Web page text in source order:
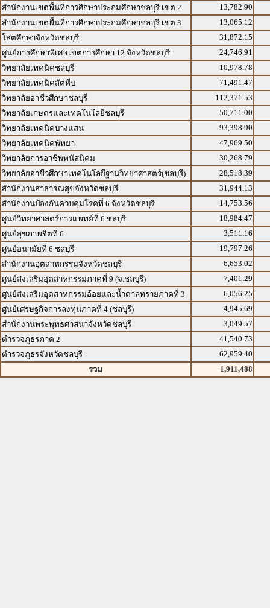
สำนักงานเขตพื้นที่การศึกษาประถมศึกษาชลบุรี เขต 2
13,782.90
สำนักงานเขตพื้นที่การศึกษาประถมศึกษาชลบุรี เขต 3
13,065.12
โสตศึกษาจังหวัดชลบุรี
31,872.15
ศูนย์การศึกษาพิเศษเขตการศึกษา 12 จังหวัดชลบุรี
24,746.91
วิทยาลัยเทคนิคชลบุรี
10,978.78
วิทยาลัยเทคนิคสัตหีบ
71,491.47
วิทยาลัยอาชีวศึกษาชลบุรี
112,371.53
วิทยาลัยเกษตรและเทคโนโลยีชลบุรี
50,711.00
วิทยาลัยเทคนิคบางแสน
93,398.90
วิทยาลัยเทคนิคพัทยา
47,969.50
วิทยาลัยการอาชีพพนัสนิคม
30,268.79
วิทยาลัยอาชีวศึกษาเทคโนโลยีฐานวิทยาศาสตร์(ชลบุรี)
28,518.39
สำนักงานสาธารณสุขจังหวัดชลบุรี
31,944.13
สำนักงานป้องกันควบคุมโรคที่ 6 จังหวัดชลบุรี
14,753.56
ศูนย์วิทยาศาสตร์การแพทย์ที่ 6 ชลบุรี
18,984.47
ศูนย์สุขภาพจิตที่ 6
3,511.16
ศูนย์อนามัยที่ 6 ชลบุรี
19,797.26
สำนักงานอุตสาหกรรมจังหวัดชลบุรี
6,653.02
ศูนย์ส่งเสริมอุตสาหกรรมภาคที่ 9 (จ.ชลบุรี)
7,401.29
ศูนย์ส่งเสริมอุตสาหกรรมอ้อยและน้ำตาลทรายภาคที่ 3
6,056.25
ศูนย์เศรษฐกิจการลงทุนภาคที่ 4 (ชลบุรี)
4,945.69
สำนักงานพระพุทธศาสนาจังหวัดชลบุรี
3,049.57
ตำรวจภูธรภาค 2
41,540.73
ตำรวจภูธรจังหวัดชลบุรี
62,959.40
รวม
1,911,488